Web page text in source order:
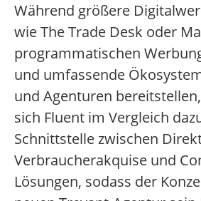
Während größere
wie The Trade Desk oder
programmatischen
und umfassende
und Agenturen
sich Fluent im Vergleich
Schnittstelle zwischen
Verbraucherakquise und
Lösungen, sodass der